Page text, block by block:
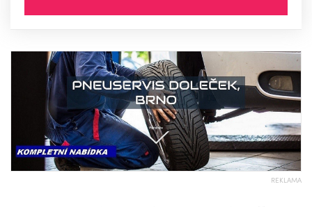
REKLAMA